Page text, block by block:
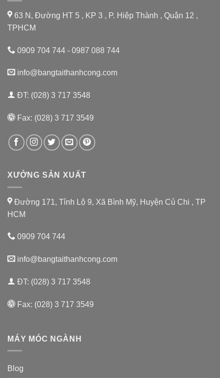
63 N, Đường HT 5 , KP 3 , P. Hiệp Thành , Quận 12 ,
TPHCM
0909 704 744 - 0987 088 744
info@bangtaithanhcong.com
ĐT: (028) 3 717 3548
Fax: (028) 3 717 3549
XƯỞNG SẢN XUẤT
Đường 171, Tỉnh Lộ 9, Xã Bình Mỹ, Huyện Củ Chi , TP
HCM
0909 704 744
info@bangtaithanhcong.com
ĐT: (028) 3 717 3548
Fax: (028) 3 717 3549
MÁY MÓC NGÀNH
Blog